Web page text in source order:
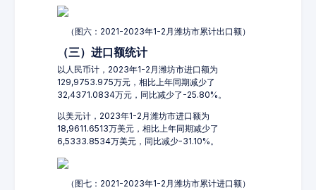
（图六：2021-2023年1-2月潍坊市累计出口额）
（三）进口额统计
以人民币计，2023年1-2月潍坊市进口额为
129,9753.975万元，相比上年同期减少了
32,4371.0834万元，同比减少了-25.80%。
以美元计，2023年1-2月潍坊市进口额为
18,9611.6513万美元，相比上年同期减少了
6,5333.8534万美元，同比减少-31.10%。
（图七：2021-2023年1-2月潍坊市累计进口额）